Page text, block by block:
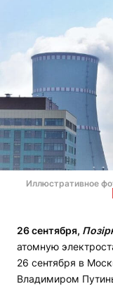
Иллюстративное
26 сентября,
атомную
26 сентября в
Владимиром